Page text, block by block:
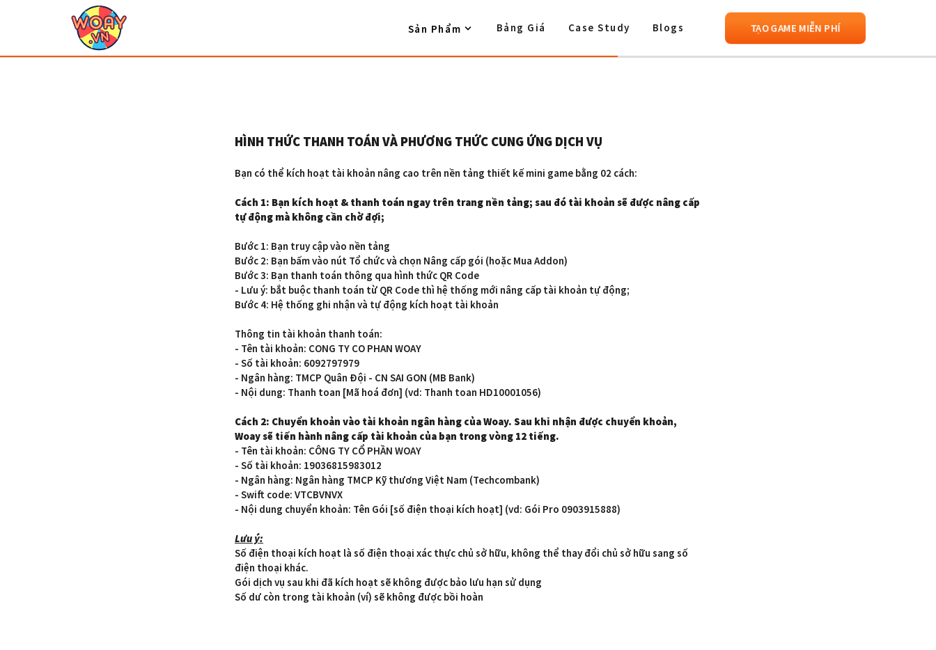
Sản Phẩm Bảng Giá Case Study Blogs TẠO GAME MIỄN PHÍ
HÌNH THỨC THANH TOÁN VÀ PHƯƠNG THỨC CUNG ỨNG DỊCH VỤ
Bạn có thể kích hoạt tài khoản nâng cao trên nền tảng thiết kế mini game bằng 02 cách:
Cách 1: Bạn kích hoạt & thanh toán ngay trên trang nền tảng; sau đó tài khoản sẽ được nâng cấp
tự động mà không cần chờ đợi;
Bước 1: Bạn truy cập vào nền tảng
Bước 2: Bạn bấm vào nút Tổ chức và chọn Nâng cấp gói (hoặc Mua Addon)
Bước 3: Bạn thanh toán thông qua hình thức QR Code
- Lưu ý: bắt buộc thanh toán từ QR Code thì hệ thống mới nâng cấp tài khoản tự động;
Bước 4: Hệ thống ghi nhận và tự động kích hoạt tài khoản
Thông tin tài khoản thanh toán:
- Tên tài khoản: CONG TY CO PHAN WOAY
- Số tài khoản: 6092797979
- Ngân hàng: TMCP Quân Đội - CN SAI GON (MB Bank)
- Nội dung: Thanh toan [Mã hoá đơn] (vd: Thanh toan HD10001056)
Cách 2: Chuyển khoản vào tài khoản ngân hàng của Woay. Sau khi nhận được chuyển khoản,
Woay sẽ tiến hành nâng cấp tài khoản của bạn trong vòng 12 tiếng.
- Tên tài khoản: CÔNG TY CỔ PHẦN WOAY
- Số tài khoản: 19036815983012
- Ngân hàng: Ngân hàng TMCP Kỹ thương Việt Nam (Techcombank)
- Swift code: VTCBVNVX
- Nội dung chuyển khoản: Tên Gói [số điện thoại kích hoạt] (vd: Gói Pro 0903915888)
Lưu ý:
Số điện thoại kích hoạt là số điện thoại xác thực chủ sở hữu, không thể thay đổi chủ sở hữu sang số
điện thoại khác.
Gói dịch vụ sau khi đã kích hoạt sẽ không được bảo lưu hạn sử dụng
Số dư còn trong tài khoản (ví) sẽ không được bồi hoàn